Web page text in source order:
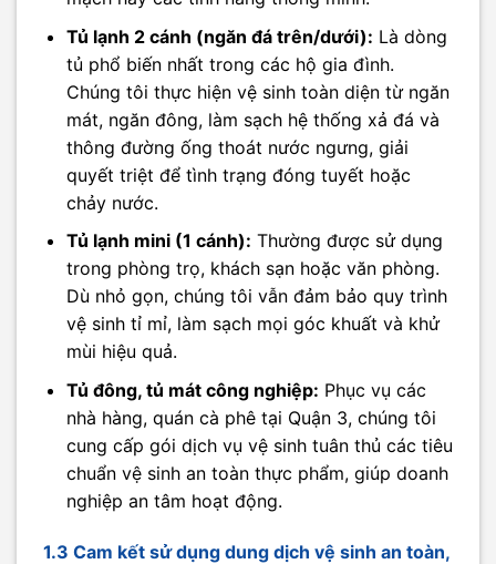
Tủ lạnh 2 cánh (ngăn đá trên/dưới): Là dòng
tủ phổ biến nhất trong các hộ gia đình.
Chúng tôi thực hiện vệ sinh toàn diện từ ngăn
mát, ngăn đông, làm sạch hệ thống xả đá và
thông đường ống thoát nước ngưng, giải
quyết triệt để tình trạng đóng tuyết hoặc
chảy nước.
Tủ lạnh mini (1 cánh): Thường được sử dụng
trong phòng trọ, khách sạn hoặc văn phòng.
Dù nhỏ gọn, chúng tôi vẫn đảm bảo quy trình
vệ sinh tỉ mỉ, làm sạch mọi góc khuất và khử
mùi hiệu quả.
Tủ đông, tủ mát công nghiệp: Phục vụ các
nhà hàng, quán cà phê tại Quận 3, chúng tôi
cung cấp gói dịch vụ vệ sinh tuân thủ các tiêu
chuẩn vệ sinh an toàn thực phẩm, giúp doanh
nghiệp an tâm hoạt động.
1.3 Cam kết sử dụng dung dịch vệ sinh an toàn,